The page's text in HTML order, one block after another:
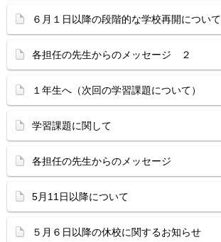
６月１日以降の段階的な学校再開について
各担任の先生からのメッセージ ２
１年生へ（次回の学習課題について）
学習課題に関して
各担任の先生からのメッセージ
5月11日以降について
５月６日以降の休校に関するお知らせ